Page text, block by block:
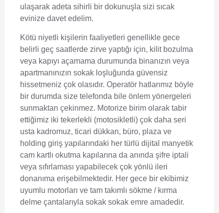
ulaşarak adeta sihirli bir dokunuşla sizi sıcak
evinize davet edelim.
Kötü niyetli kişilerin faaliyetleri genellikle gece
belirli geç saatlerde zirve yaptığı için, kilit bozulma
veya kapıyı açamama durumunda binanızın veya
apartmanınızın sokak loşluğunda güvensiz
hissetmeniz çok olasıdır. Operatör hatlarımız böyle
bir durumda size telefonda bile önlem yönergeleri
sunmaktan çekinmez. Motorize birim olarak tabir
ettiğimiz iki tekerlekli (motosikletli) çok daha seri
usta kadromuz, ticari dükkan, büro, plaza ve
holding giriş yapılarındaki her türlü dijital manyetik
cam kartlı okutma kapılarına da anında şifre iptali
veya sıfırlaması yapabilecek çok yönlü ileri
donanıma erişebilmektedir. Her gece bir ekibimiz
uyumlu motorları ve tam takımlı sökme / kırma
delme çantalarıyla sokak sokak emre amadedir.